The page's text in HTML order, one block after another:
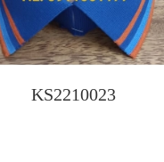
KS2210023